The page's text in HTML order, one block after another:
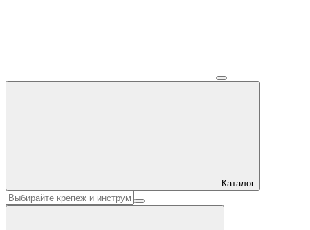
Каталог